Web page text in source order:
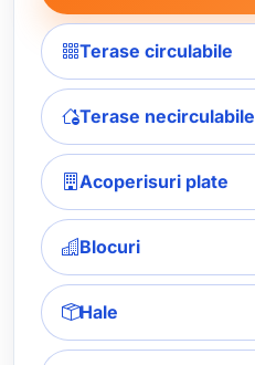
Terase circulabile
Terase necirculabile
Acoperisuri plate
Blocuri
Hale